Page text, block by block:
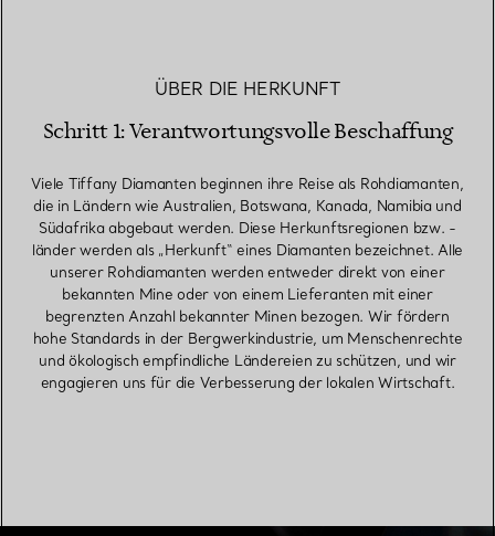
ÜBER DIE HERKUNFT
Schritt 1: Verantwortungsvolle Beschaffung
Viele Tiffany Diamanten beginnen ihre Reise als Rohdiamanten,
die in Ländern wie Australien, Botswana, Kanada, Namibia und
Südafrika abgebaut werden. Diese Herkunftsregionen bzw. -
länder werden als „Herkunft“ eines Diamanten bezeichnet. Alle
unserer Rohdiamanten werden entweder direkt von einer
bekannten Mine oder von einem Lieferanten mit einer
begrenzten Anzahl bekannter Minen bezogen. Wir fördern
hohe Standards in der Bergwerkindustrie, um Menschenrechte
und ökologisch empfindliche Ländereien zu schützen, und wir
engagieren uns für die Verbesserung der lokalen Wirtschaft.